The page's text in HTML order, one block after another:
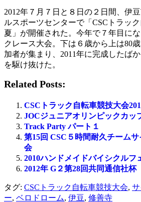
2012年７月７日と８日の２日間、伊
ルスポーツセンターで「CSCトラッ
夏」が開催された。今年で７年目に
クレース大会。下は６歳から上は80
加者が集まり、2011年に完成したば
を駆け抜けた。
Related Posts:
CSCトラック自転車競技大会
JOCジュニアオリンピックカッ
Track Party パート１
第15回 CSC５時間耐久チーム
会
2010ハンドメイドバイシクルフ
2012年 G２第28回共同通信社杯
タグ: CSCトラック自転車競技大会,
ー, ベロドローム, 伊豆, 修善寺